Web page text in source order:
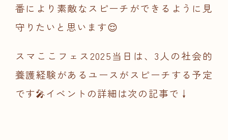
番により素敵なスピーチができるように見
守りたいと思います😌
スマここフェス2025当日は、3人の社会的
養護経験があるユースがスピーチする予定
です🎤イベントの詳細は次の記事で↓